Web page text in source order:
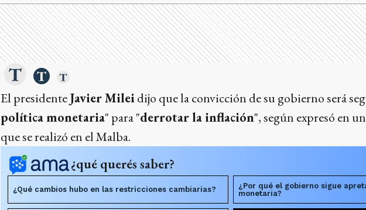
El presidenteJavier Mileidijo que la convicción de su gobierno será
política monetaria" para "derrotar la inflación", según expresó en
que se realizó en el Malba.
¿qué querés saber?
¿Qué cambios hubo en las restricciones cambiarias?
¿Por qué el gobierno sigue
monetaria?